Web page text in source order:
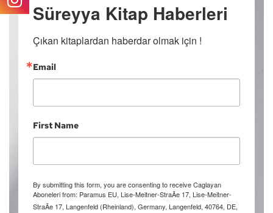
Süreyya Kitap Haberleri
Çıkan kitaplardan haberdar olmak için !
Email
First Name
By submitting this form, you are consenting to receive Caglayan
Aboneleri from: Paramus EU, Lise-Meitner-StraÃe 17, Lise-Meitner-
StraÃe 17, Langenfeld (Rheinland), Germany, Langenfeld, 40764, DE,